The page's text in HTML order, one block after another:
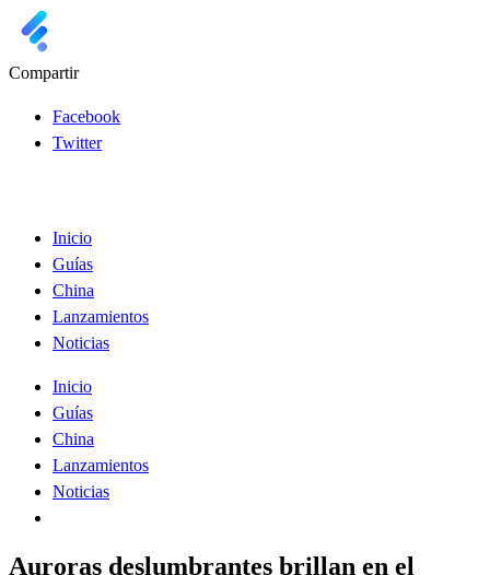
Compartir
Facebook
Twitter
Inicio
Guías
China
Lanzamientos
Noticias
Inicio
Guías
China
Lanzamientos
Noticias
Auroras deslumbrantes brillan en el